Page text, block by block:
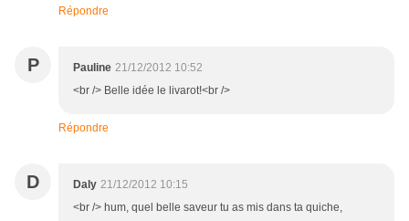
Répondre
P Pauline 21/12/2012 10:52
<br /> Belle idée le livarot!<br />
Répondre
D Daly 21/12/2012 10:15
<br /> hum, quel belle saveur tu as mis dans ta quiche,